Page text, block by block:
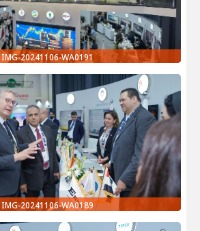
IMG-20241106-WA0191
IMG-20241106-WA0189